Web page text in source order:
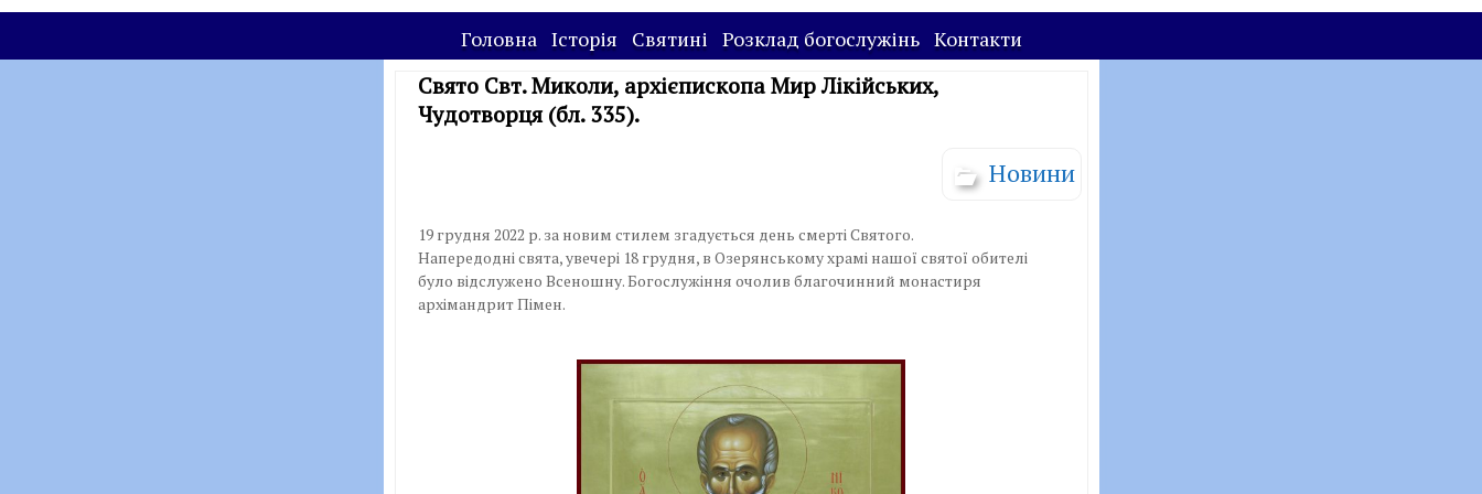
Головна Історія Святині Розклад богослужінь Контакти
Свято Свт. Миколи, архієпископа Мир Лікійських,
Чудотворця (бл. 335).
Новини
19 грудня 2022 р. за новим стилем згадується день смерті Святого.
Напередодні свята, увечері 18 грудня, в Озерянському храмі нашої святої обителі
було відслужено Всеношну. Богослужіння очолив благочинний монастиря
архімандрит Пімен.